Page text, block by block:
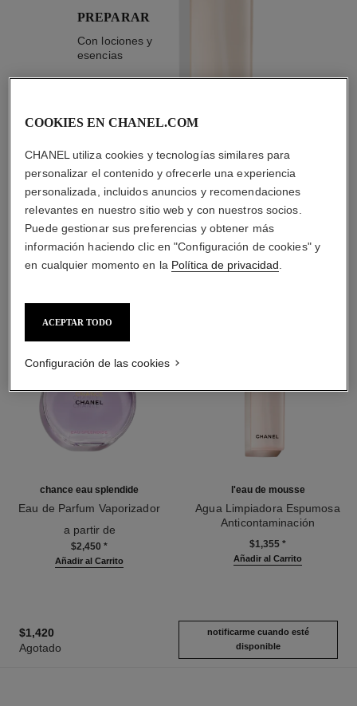
PREPARAR
Con lociones y
esencias
2/4
LA COMBINACIÓN PERFECTA
chance eau splendide
Eau de Parfum Vaporizador
a partir de
$2,450 *
Añadir al Carrito
l'eau de mousse
Agua Limpiadora Espumosa
Anticontaminación
$1,355 *
Añadir al Carrito
$1,420
Agotado
notificarme cuando esté
disponible
COOKIES EN CHANEL.COM
CHANEL utiliza cookies y tecnologías similares para
personalizar el contenido y ofrecerle una experiencia
personalizada, incluidos anuncios y recomendaciones
relevantes en nuestro sitio web y con nuestros socios.
Puede gestionar sus preferencias y obtener más
información haciendo clic en "Configuración de cookies" y
en cualquier momento en la Política de privacidad
ACEPTAR TODO
Configuración de las cookies